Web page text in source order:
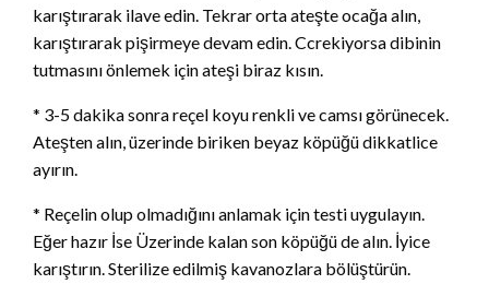
karıştırarak ilave edin. Tekrar orta ateşte ocağa alın,
karıştırarak pişirmeye devam edin. Ccrekiyorsa dibinin
tutmasını önlemek için ateşi biraz kısın.
* 3-5 dakika sonra reçel koyu renkli ve camsı görünecek.
Ateşten alın, üzerinde biriken beyaz köpüğü dikkatlice
ayırın.
* Reçelin olup olmadığını anlamak için testi uygulayın.
Eğer hazır İse Üzerinde kalan son köpüğü de alın. İyice
karıştırın. Sterilize edilmiş kavanozlara bölüştürün.